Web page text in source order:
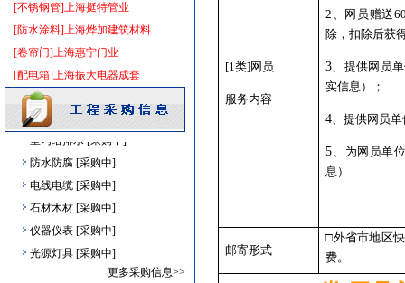
[不锈钢管]上海挺特管业
[防水涂料]上海烨加建筑材料
[卷帘门]上海惠宁门业
[配电箱]上海振大电器成套
实木门 [采购中]
陶瓷制品 [采购中]
室内给排水 [采购中]
防水防腐 [采购中]
电线电缆 [采购中]
石材木材 [采购中]
仪器仪表 [采购中]
光源灯具 [采购中]
[采购中]更多采购信息>>
[1类]网员
服务内容
2、
网员赠送
除，扣除后获
3、 提供网员
实信息）；
4、提供网员
5、 为网员单
息）
邮寄形式
□外省市地区
费。